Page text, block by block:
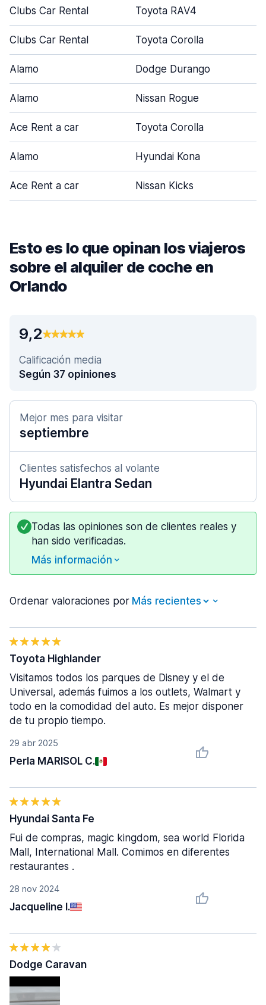
Clubs Car Rental Toyota RAV4
Clubs Car Rental Toyota Corolla
Alamo Dodge Durango
Alamo Nissan Rogue
Ace Rent a car Toyota Corolla
Alamo Hyundai Kona
Ace Rent a car Nissan Kicks
Esto es lo que opinan los viajeros
sobre el alquiler de coche en
Orlando
9,2
Calificación media
Según 37 opiniones
Mejor mes para visitar
septiembre
Clientes satisfechos al volante
Hyundai Elantra Sedan
Todas las opiniones son de clientes reales y
han sido verificadas.
Más información
Ordenar valoraciones por
29 abr 2025
Perla MARISOL C.
Toyota Highlander
Visitamos todos los parques de Disney y el de
Universal, además fuimos a los outlets, Walmart y
todo en la comodidad del auto. Es mejor disponer
de tu propio tiempo.
28 nov 2024
Jacqueline I.
Hyundai Santa Fe
Fui de compras, magic kingdom, sea world Florida
Mall, International Mall. Comimos en diferentes
restaurantes .
Dodge Caravan